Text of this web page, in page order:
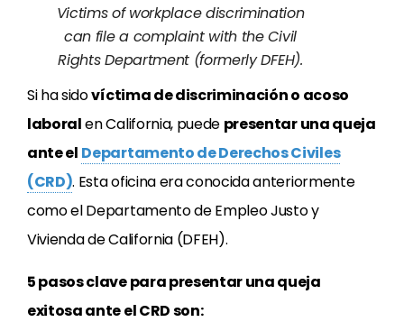
Victims of workplace discrimination
can file a complaint with the Civil
Rights Department (formerly DFEH).
Si ha sidovíctima de discriminación o acoso
laboralen California, puede presentar una queja
ante el Departamento de Derechos Civiles
(CRD). Esta oficina era conocida anteriormente
como el Departamento de Empleo Justo y
Vivienda de California (DFEH).
5 pasos clave para presentar una queja
exitosa ante el CRD son: